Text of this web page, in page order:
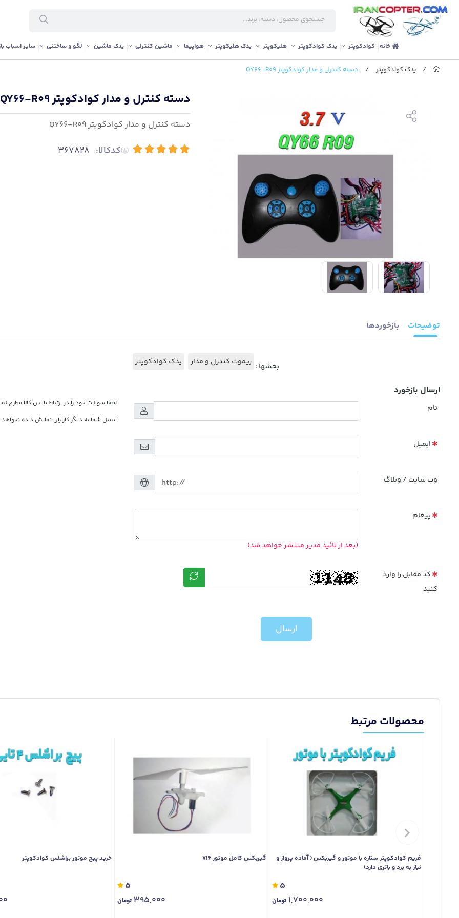
خانه کوادکوپتر یدک کوادکوپتر هلیکوپتر یدک هلیکوپتر هواپیما ماشین کنترلی یدک ماشین لگو و ساختنی سایر اسباب
/ یدک کوادکوپتر / دسته کنترل و مدار کوادکوپتر QY66-R09
دسته کنترل و مدار کوادکوپتر QY66-R09
دسته کنترل و مدار کوادکوپتر QY66-R09
(1) کدکالا: 367828
توضیحات بازخوردها
بخشها : ریموت کنترل و مدار یدک کوادکوپتر
ارسال بازخورد
نام
ایمیل
وب سایت / وبلاگ
پیغام
(بعد از تائید مدیر منتشر خواهد شد)
کد مقابل را وارد
کنید
ارسال
لطفا سوالات خود را در ارتباط با این کالا مطرح
ایمیل شما به دیگر کاربران نمایش داده
محصولات مرتبط
فریم کوادکوپتر ستاره با موتور و گیربکس ( آماده پرواز و
نیاز به برد و باتری دارد)
5
1,700,000 تومان
گیربکس کامل موتور 716
5
395,000 تومان
خرید پیچ موتور براشلس کوادکوپتر